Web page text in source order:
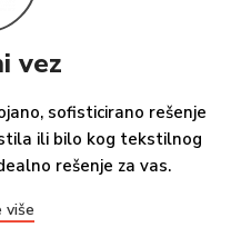
vez
sofisticirano rešenje
ili bilo kog tekstilnog
rešenje za vas.